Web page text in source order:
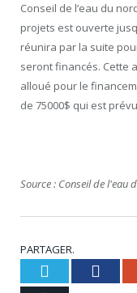
Conseil de l’eau du
projets est ouverte
réunira par la suite
seront financés. Cette
alloué pour le
de 75000$ qui est
Source : Conseil de l'eau
PARTAGER.
Twitter